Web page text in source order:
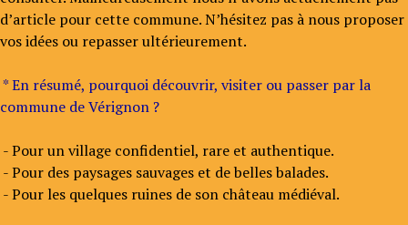
d’article pour cette commune. N’hésitez pas à nous proposer
vos idées ou repasser ultérieurement.
* En résumé, pourquoi découvrir, visiter ou passer par la
commune de Vérignon ?
- Pour un village confidentiel, rare et authentique.
- Pour des paysages sauvages et de belles balades.
- Pour les quelques ruines de son château médiéval.